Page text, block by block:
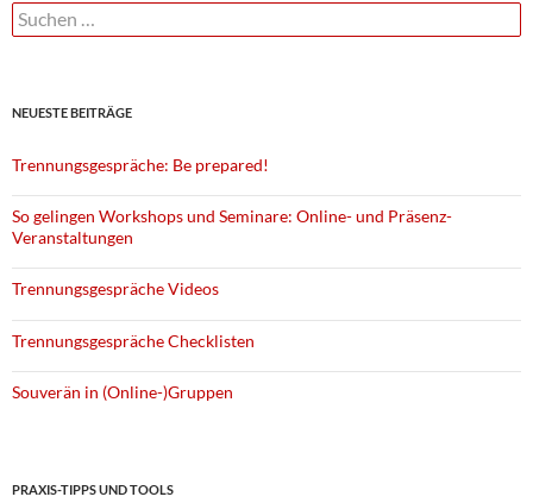
Suchen
nach:
NEUESTE BEITRÄGE
Trennungsgespräche: Be prepared!
So gelingen Workshops und Seminare: Online- und Präsenz-
Veranstaltungen
Trennungsgespräche Videos
Trennungsgespräche Checklisten
Souverän in (Online-)Gruppen
PRAXIS-TIPPS UND TOOLS